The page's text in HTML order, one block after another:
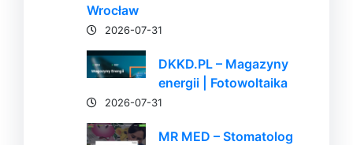
Wrocław
2026-07-31
DKKD.PL – Magazyny
energii | Fotowoltaika
2026-07-31
MR MED – Stomatolog